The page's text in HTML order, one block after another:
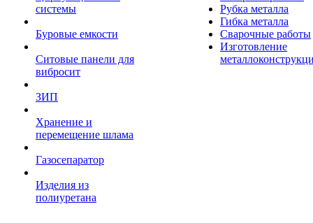
системы
Буровые емкости
Ситовые панели для
вибросит
ЗИП
Хранение и
перемещение шлама
Газосепаратор
Изделия из
полиуретана
Рубка металла
Гибка металла
Сварочные работы
Изготовление